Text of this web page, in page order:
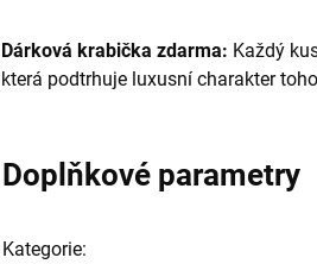
Dárková krabička zdarma: Každý
která podtrhuje luxusní charakter
Doplňkové parametry
Kategorie: